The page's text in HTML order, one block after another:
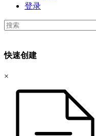
登录
快速创建
×